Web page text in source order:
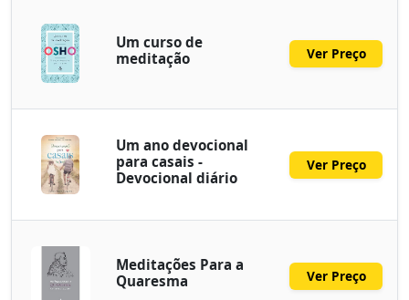
Um curso de
meditação
Ver Preço
Um ano devocional
para casais -
Devocional diário
Ver Preço
Meditações Para a
Quaresma
Ver Preço